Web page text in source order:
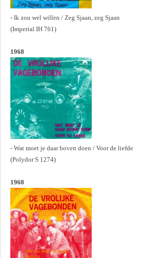
- Ik zou wel willen / Zeg Sjaan, zeg Sjaan
(Imperial IH 761)
1968
- Wat moet je daar boven doen / Voor de liefde
(Polydor S 1274)
1968